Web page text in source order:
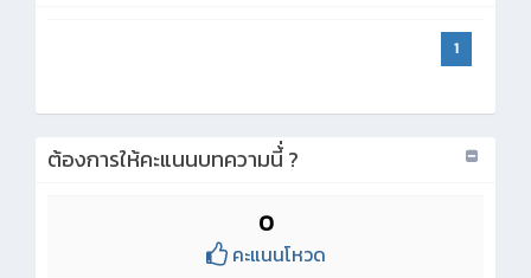
1
ต้องการให้คะแนนบทความนี้่ ?
0
คะแนนโหวด